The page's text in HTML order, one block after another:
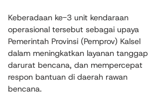
Keberadaan ke-3 unit kendaraan
operasional tersebut sebagai upaya
Pemerintah Provinsi (Pemprov) Kalsel
dalam meningkatkan layanan tanggap
darurat bencana, dan mempercepat
respon bantuan di daerah rawan
bencana.